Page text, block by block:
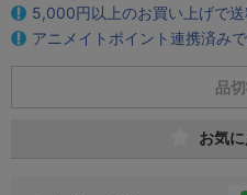
5,000円以上のお買い上げで送
アニメイトポイント連携済みで
品
お気